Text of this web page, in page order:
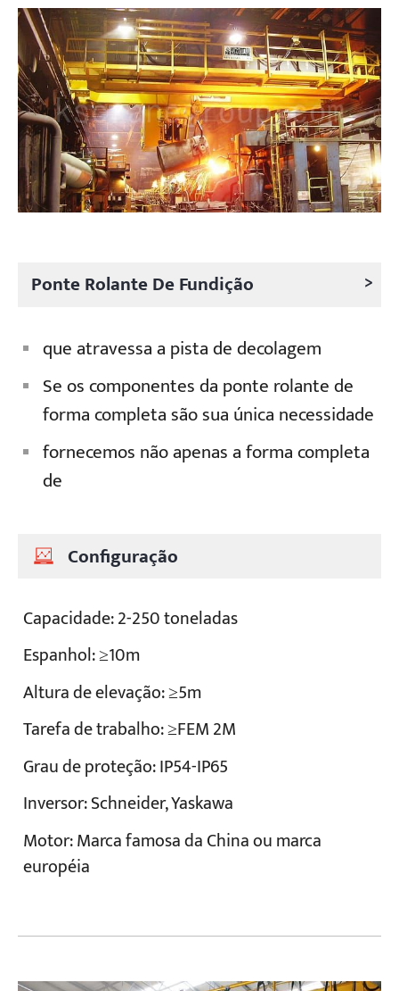
Ponte Rolante De Fundição >
que atravessa a pista de decolagem
Se os componentes da ponte rolante de
forma completa são sua única necessidade
fornecemos não apenas a forma completa
de
Configuração
Capacidade: 2-250 toneladas
Espanhol: ≥10m
Altura de elevação: ≥5m
Tarefa de trabalho: ≥FEM 2M
Grau de proteção: IP54-IP65
Inversor: Schneider, Yaskawa
Motor: Marca famosa da China ou marca
européia